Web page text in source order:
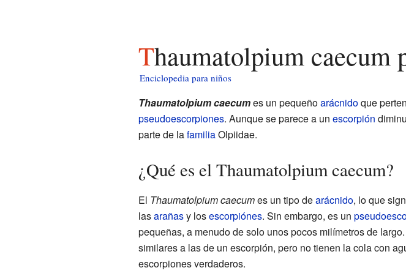
Thaumatolpium caecum
Enciclopedia para niños
Thaumatolpium caecumes un pequeñoarácnidoque
pseudoescorpiones. Aunque se parece a un escorpión
parte de lafamiliaOlpiidae.
¿Qué es el Thaumatolpium caecum?
El Thaumatolpium caecumes un tipo dearácnido, lo que
lasarañasy losescorpiónes. Sin embargo, es un
pequeñas, a menudo de solo unos pocos milímetros de
similares a las de un escorpión, pero no tienen la cola con
escorpiones verdaderos.